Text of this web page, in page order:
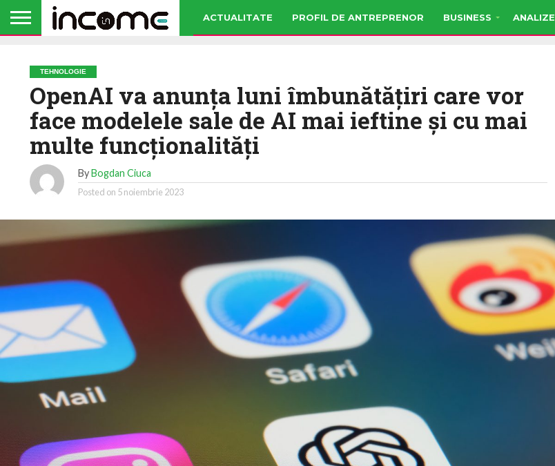
ACTUALITATE PROFIL DE ANTREPRENOR BUSINESS ANALIZE
TEHNOLOGIE
OpenAI va anunţa luni îmbunătăţiri care vor
face modelele sale de AI mai ieftine şi cu mai
multe funcţionalităţi
ByBogdan Ciuca
Posted on 5 noiembrie 2023